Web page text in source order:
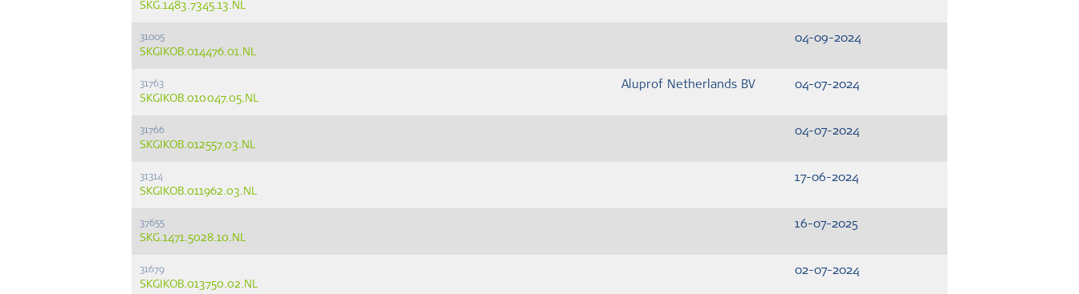
SKG.1483.7345.13.NL
31005
SKGIKOB.014476.01.NL
04-09-2024
31763
SKGIKOB.010047.05.NL
Aluprof Netherlands BV 04-07-2024
31766
SKGIKOB.012557.03.NL
04-07-2024
31314
SKGIKOB.011962.03.NL
17-06-2024
37655
SKG.1471.5028.10.NL
16-07-2025
31679
SKGIKOB.013750.02.NL
02-07-2024